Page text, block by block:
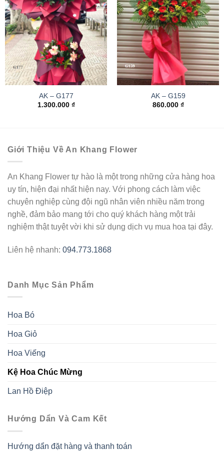
AK – G177
1.300.000 ₫
AK – G159
860.000 ₫
Giới Thiệu Về An Khang Flower
An Khang Flower tự hào là một trong những cửa hàng hoa
uy tín, hiện đại nhất hiện nay. Với phong cách làm việc
chuyên nghiệp cùng đội ngũ nhân viên nhiều năm trong
nghề, đảm bảo mang tới cho quý khách hàng một trải
nghiệm thật tuyệt vời khi sử dụng dịch vụ mua hoa tại đây.
Liên hệ nhanh: 094.773.1868
Danh Mục Sản Phẩm
Hoa Bó
Hoa Giỏ
Hoa Viếng
Kệ Hoa Chúc Mừng
Lan Hồ Điệp
Hướng Dẩn Và Cam Kết
Hướng dẩn đặt hàng và thanh toán